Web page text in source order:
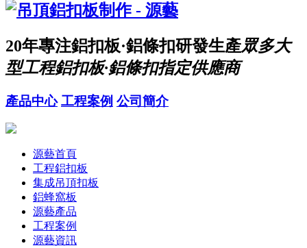
20年專注鋁扣板·鋁條扣研發生產眾多大
型工程鋁扣板·鋁條扣指定供應商
產品中心 工程案例 公司簡介
源藝首頁
工程鋁扣板
集成吊頂扣板
鋁蜂窩板
源藝產品
工程案例
源藝資訊